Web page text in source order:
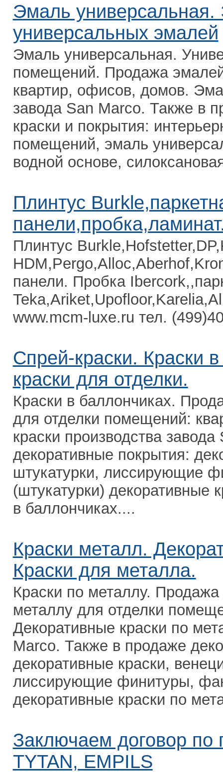
Эмаль
универсальных эмалей
Эмаль универсальная.
помещений. Продажа
квартир, офисов, домов.
завода San Marco. Также в
краски и покрытия:
помещений, эмаль
водной основе,
Плинтус
Плинтус
панели. Пробка
www.mcm-luxe.ru тел.
Спрей-краски. Краски
краски для отделки.
Краски в баллончиках.
для отделки помещений:
краски производства
декоративные покрытия:
штукатурки, лиссирующие
(штукатурки) декоративные
в баллончиках....
Краски металл.
Краски для металла.
Краски по металлу.
металлу для отделки
Декоративные краски по
Marco. Также в продаже
декоративные краски,
лиссирующие финитуры,
декоративные краски по
Заключаем договор по
TYTAN, EMPILS